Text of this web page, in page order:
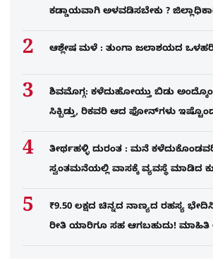
ಕಡ್ಡಾಯವಾಗಿ ಅಳವಡಿಸಬೇಕು ?
ಆಶ್ಲೇಷ ಮಳೆ : ತುಂಗಾ ಜಲಾಶಯದ
ಶಿವಮೊಗ್ಗ: ಕಳೆದುಹೋಯ್ತು ಬಿಡು
ಸಿಕ್ಬಿಡ್ತು, ರಿಕವರಿ ಆದ ಫೋನ್​ಗಳು​
ತೀರ್ಥಹಳ್ಳಿ ದುರಂತ : ಮನೆ
ಸ್ವಂತಮನೆಯಲ್ಲಿ ವಾಸಕ್ಕೆ ವ್ಯವಸ್ಥೆ ಮಾಡಿದ
₹9.50 ಲಕ್ಷದ ಚಿನ್ನದ ನಾಣ್ಯದ ರಹಸ್ಯ
ರೀತಿ ಯಾರಿಗೂ ಸಹ ಆಗಬಹುದು!